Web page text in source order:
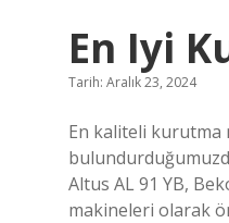
En Iyi
Tarih: Aralık 23, 2024
En kaliteli kurutma
Altus AL 91 YB,
makineleri olarak